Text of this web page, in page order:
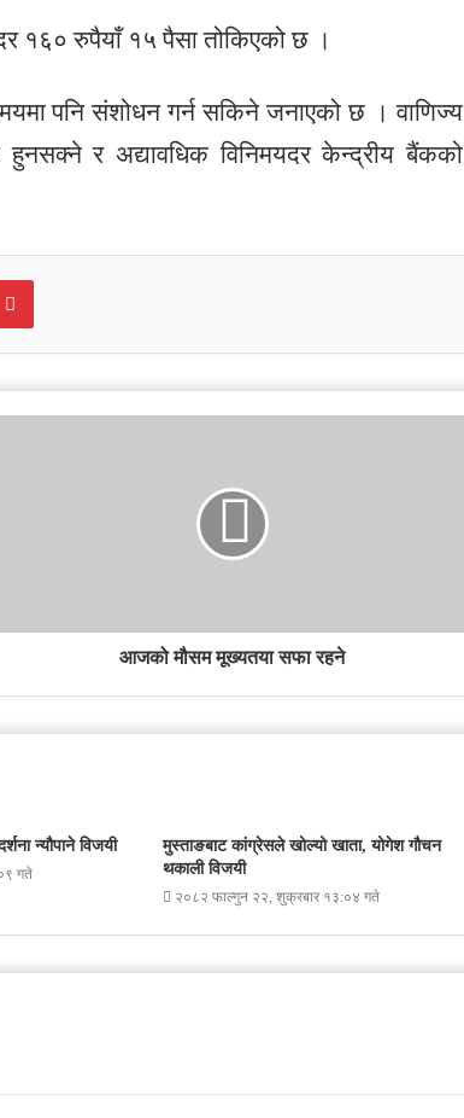
१६० रुपैयाँ १५ पैसा तोकिएको छ ।
पनि संशोधन गर्न सकिने जनाएको छ । वाणिज्य
र अद्यावधिक विनिमयदर केन्द्रीय बैंकको
Pinterest
आजको मौसम मूख्यतया सफा रहने
न्यौपाने विजयी
गते
मुस्ताङबाट कांग्रेसले खोल्यो खाता, योगेश गौचन
थकाली विजयी
२०८२ फाल्गुन २२, शुक्रबार १३:०४ गते